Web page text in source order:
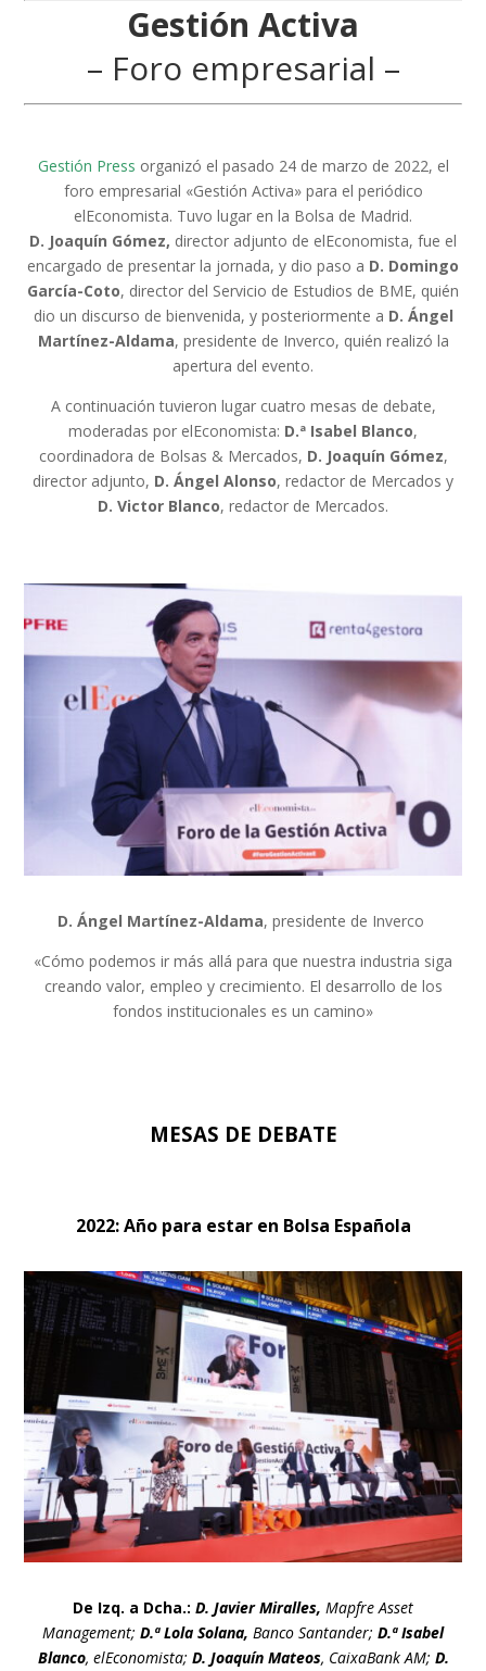
Gestión Activa
– Foro empresarial –
Gestión Press organizó el pasado 24 de marzo de 2022, el
foro empresarial «Gestión Activa» para el periódico
elEconomista. Tuvo lugar en la Bolsa de Madrid.
D. Joaquín Gómez, director adjunto de elEconomista, fue el
encargado de presentar la jornada, y dio paso a D. Domingo
García-Coto, director del Servicio de Estudios de BME, quién
dio un discurso de bienvenida, y posteriormente a D. Ángel
Martínez-Aldama, presidente de Inverco, quién realizó la
apertura del evento.
A continuación tuvieron lugar cuatro mesas de debate,
moderadas por elEconomista: D.ª Isabel Blanco,
coordinadora de Bolsas & Mercados, D. Joaquín Gómez,
director adjunto, D. Ángel Alonso, redactor de Mercados y
D. Victor Blanco, redactor de Mercados.
D. Ángel Martínez-Aldama, presidente de Inverco
«Cómo podemos ir más allá para que nuestra industria siga
creando valor, empleo y crecimiento. El desarrollo de los
fondos institucionales es un camino»
MESAS DE DEBATE
2022: Año para estar en Bolsa Española
De Izq. a Dcha.: D. Javier Miralles, Mapfre Asset
Management; D.ª Lola Solana, Banco Santander; D.ª Isabel
Blanco, elEconomista; D. Joaquín Mateos, CaixaBank AM; D.